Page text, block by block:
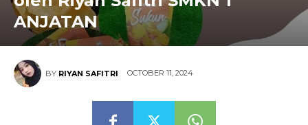
ANJATAN
BY RIYAN SAFITRI OCTOBER 11, 2024